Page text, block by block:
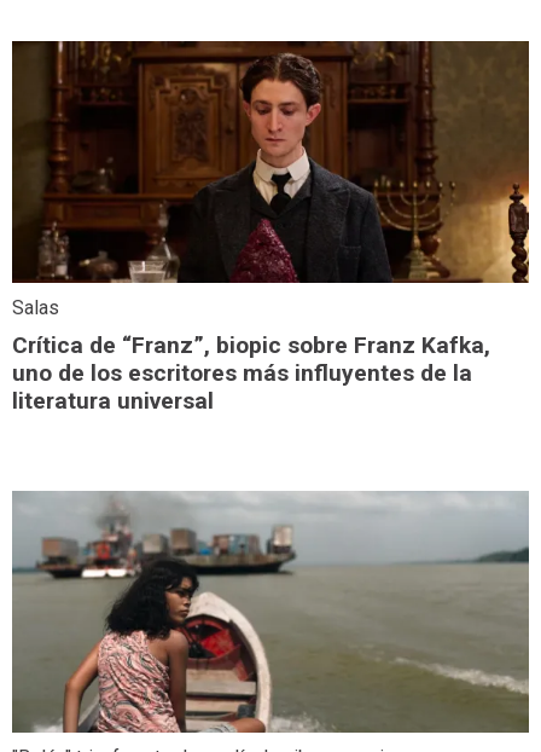
Salas
Crítica de “Franz”, biopic sobre Franz Kafka,
uno de los escritores más influyentes de la
literatura universal